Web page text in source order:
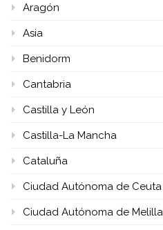
Aragón
Asia
Benidorm
Cantabria
Castilla y León
Castilla-La Mancha
Cataluña
Ciudad Autónoma de Ceuta
Ciudad Autónoma de Melilla